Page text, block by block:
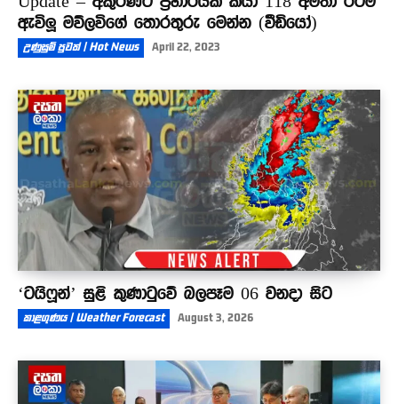
ඇවිලූ මව්ලවිගේ තොරතුරු මෙන්න (වීඩියෝ)
උණුසුම් පුවත් | Hot News April 22, 2023
‘ටයිෆූන්’ සුළි කුණාටුවේ බලපෑම 06 වනදා සිට
කාළගුණය | Weather Forecast August 3, 2026